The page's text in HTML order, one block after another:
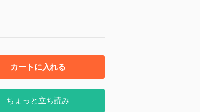
カートに入れる
ちょっと立ち読み